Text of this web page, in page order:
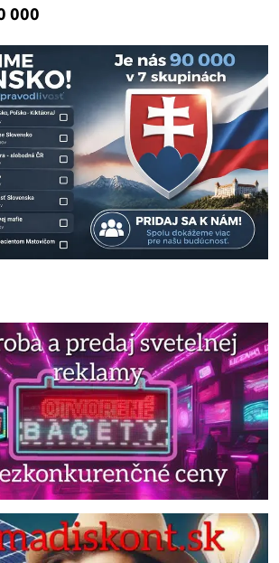
000